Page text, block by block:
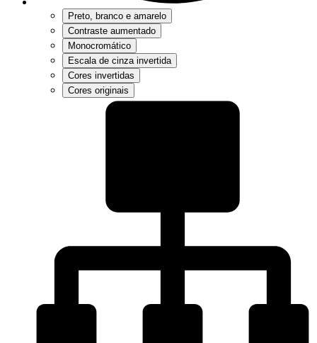
Preto, branco e amarelo
Contraste aumentado
Monocromático
Escala de cinza invertida
Cores invertidas
Cores originais